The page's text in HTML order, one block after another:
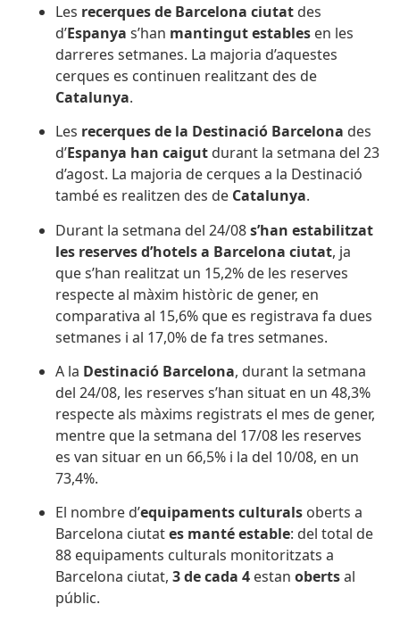
Les recerques de Barcelona ciutat des
d’Espanyas’han mantingut estables en les
darreres setmanes. La majoria d’aquestes
cerques es continuen realitzant des de
Catalunya.
Les recerques de la Destinació Barcelona des
d’Espanya hancaigut durant la setmana del 23
d’agost. La majoria de cerques a la Destinació
també es realitzen des de Catalunya.
Durant la setmana del 24/08s’han estabilitzat
les reserves d’hotels a Barcelona ciutat, ja
que s’han realitzat un 15,2% de les reserves
respecte al màxim històric de gener, en
comparativa al 15,6% que es registrava fa dues
setmanes i al 17,0% de fa tres setmanes.
A la Destinació Barcelona, durant la setmana
del 24/08, les reserves s’han situat en un 48,3%
respecte als màxims registrats el mes de gener,
mentre que la setmana del 17/08 les reserves
es van situar en un 66,5% i la del 10/08, en un
73,4%.
El nombre d’equipaments culturals oberts a
Barcelona ciutates manté estable: del total de
88 equipaments culturals monitoritzats a
Barcelona ciutat, 3 de cada 4 estanobertsal
públic.